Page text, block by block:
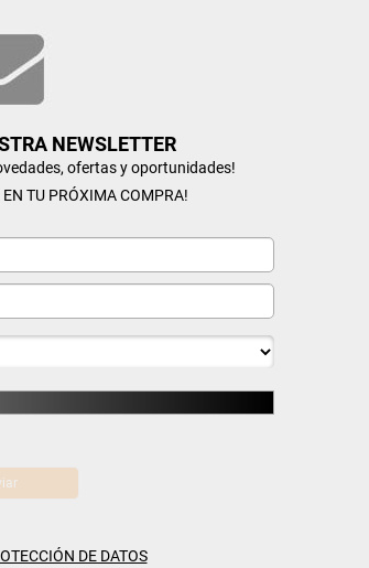
NEWSLETTER
ofertas y oportunidades!
EN TU PRÓXIMA COMPRA!
DE DATOS